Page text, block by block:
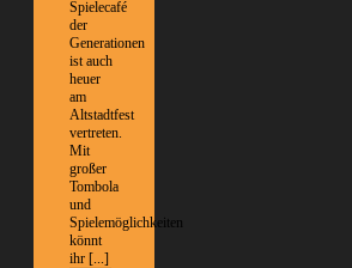
Spielecafé
der
Generationen
ist auch
heuer
am
Altstadtfest
vertreten.
Mit
großer
Tombola
und
Spielemöglichkeiten
könnt
ihr [...]